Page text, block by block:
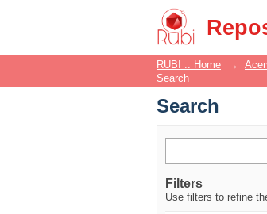
Search
RUBI :: Home →
Search
Search
Filters
Use filters to refine